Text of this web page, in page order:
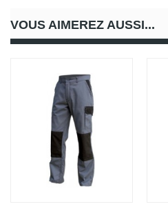
VOUS AIMEREZ AUSSI...